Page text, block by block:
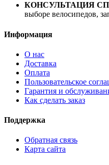
КОНСУЛЬТАЦИЯ
выборе велосипедов,
Информация
О нас
Доставка
Оплата
Пользовательское
Гарантия и
Как сделать заказ
Поддержка
Обратная связь
Карта сайта